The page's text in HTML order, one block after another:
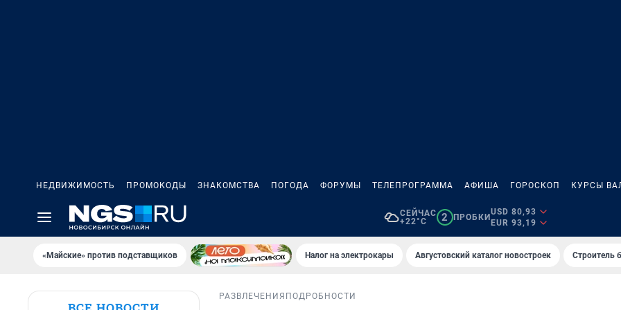
НЕДВИЖИМОСТЬ ПРОМОКОДЫ ЗНАКОМСТВА ПОГОДА ФОРУМЫ ТЕЛЕПРОГРАММА АФИША ГОРОСКОП КУРСЫ
СЕЙЧАС
+22°C
2 ПРОБКИ
USD 80,93
EUR 93,19
«Майские» против подставщиков Налог на электрокары Августовский каталог новостроек Строитель
РАЗВЛЕЧЕНИЯ ПОДРОБНОСТИ